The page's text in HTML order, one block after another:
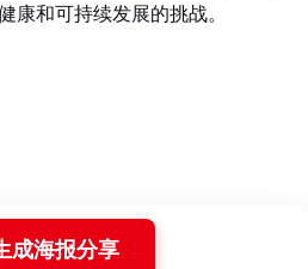
康和可持续发展的挑战。
成海报分享